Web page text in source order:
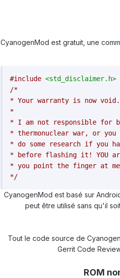
CyanogenMod est gratuit, une
#include <std_disclaimer.h>
/*
* Your warranty is now void.
*
* I am not responsible for
* thermonuclear war, or
* do some research if you
* before flashing it! YOU
* you point the finger at
*/
CyanogenMod est basé sur
peut être utilisé sans qu'il
Tout le code source de
Gerrit Code
ROM